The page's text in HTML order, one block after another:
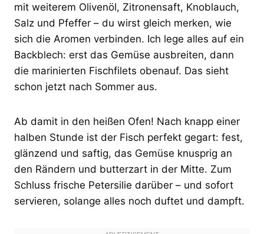
mit weiterem Olivenöl, Zitronensaft, Knoblauch,
Salz und Pfeffer – du wirst gleich merken, wie
sich die Aromen verbinden. Ich lege alles auf ein
Backblech: erst das Gemüse ausbreiten, dann
die marinierten Fischfilets obenauf. Das sieht
schon jetzt nach Sommer aus.
Ab damit in den heißen Ofen! Nach knapp einer
halben Stunde ist der Fisch perfekt gegart: fest,
glänzend und saftig, das Gemüse knusprig an
den Rändern und butterzart in der Mitte. Zum
Schluss frische Petersilie darüber – und sofort
servieren, solange alles noch duftet und dampft.